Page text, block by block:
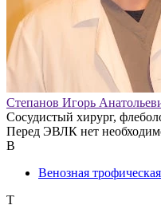
Степанов Игорь
Сосудистый хирург,
Перед ЭВЛК нет
В
Венозная трофическая
Т